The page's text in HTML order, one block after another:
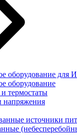
оборудование для
оборудование
термостаты
напряжения
источники